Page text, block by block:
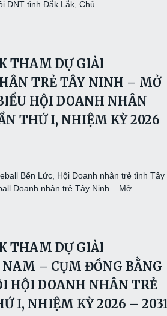
DNT tỉnh Đắk Lắk, Chủ…
THAM DỰ GIẢI
TRẺ TÂY NINH – MỞ
HỘI DOANH NHÂN
THỨ I, NHIỆM KỲ 2026
Bến Lức, Hội Doanh nhân trẻ tỉnh Tây
Doanh nhân trẻ Tây Ninh – Mở…
THAM DỰ GIẢI
– CỤM ĐỒNG BẰNG
HỘI DOANH NHÂN TRẺ
I, NHIỆM KỲ 2026 –